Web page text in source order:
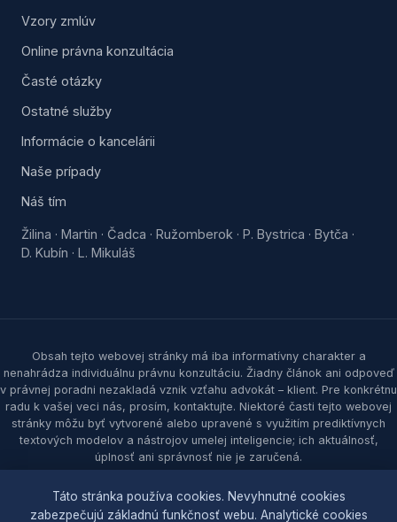
Vzory zmlúv
Online právna konzultácia
Časté otázky
Ostatné služby
Informácie o kancelárii
Naše prípady
Náš tím
Žilina · Martin · Čadca · Ružomberok · P. Bystrica · Bytča ·
D. Kubín · L. Mikuláš
Obsah tejto webovej stránky má iba informatívny charakter a
nenahrádza individuálnu právnu konzultáciu. Žiadny článok ani odpoveď
v právnej poradni nezakladá vznik vzťahu advokát – klient. Pre konkrétnu
radu k vašej veci nás, prosím, kontaktujte. Niektoré časti tejto webovej
stránky môžu byť vytvorené alebo upravené s využitím prediktívnych
textových modelov a nástrojov umelej inteligencie; ich aktuálnosť,
úplnosť ani správnosť nie je zaručená.
© 2026 Samec & partners, s. r. o. Všetky práva vyhradené.
Táto stránka používa cookies. Nevyhnutné cookies
zabezpečujú základnú funkčnosť webu. Analytické cookies